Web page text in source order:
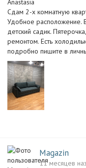
Сдам 2-х комнатную
Удобное расположение.
детский садик.
ремонтом. Есть
подробно пишите в
Magazin
11 месяцев